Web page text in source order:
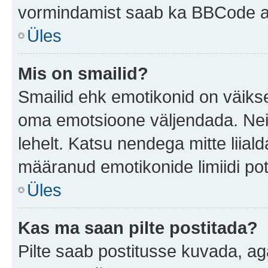
vormindamist saab ka BBCode
Üles
Mis on smailid?
Smailid ehk emotikonid on
oma emotsioone väljendada.
lehelt. Katsu nendega mitte
määranud emotikonide limiidi
Üles
Kas ma saan pilte postitada?
Pilte saab postitusse kuvada,